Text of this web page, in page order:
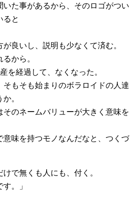
いた事があるから、そのロゴがつい
ると
良いし、説明も少なくて済む。
から。
を経過して、なくなった。
そもそも始まりのボラロイドの人達
。
そのネームバリューが大きく意味を
意味を持つモノなんだなと、つくづ
で無くも人にも、付く。
。」